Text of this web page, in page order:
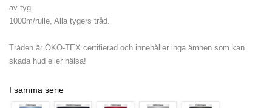
av tyg.
1000m/rulle, Alla tygers tråd.
Tråden är ÖKO-TEX certifierad och innehåller inga ämnen som kan
skada hud eller hälsa!
I samma serie